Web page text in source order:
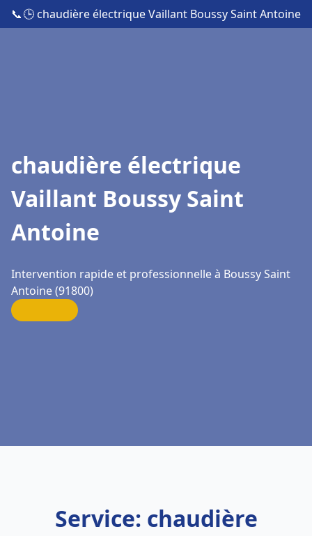
📞🕒 chaudière électrique Vaillant Boussy Saint Antoine
chaudière électrique
Vaillant Boussy Saint
Antoine
Intervention rapide et professionnelle à Boussy Saint
Antoine (91800)
Service: chaudière